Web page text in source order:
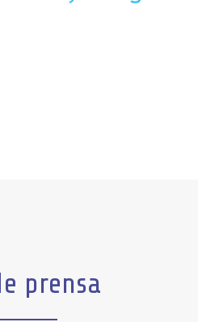
prensa